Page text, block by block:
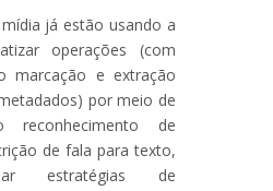
já estão usando a
operações (com
marcação e extração
por meio de
reconhecimento de
de fala para texto,
estratégias de